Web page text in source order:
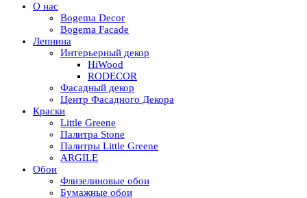
О нас
Bogema Decor
Bogema Facade
Лепнина
Интерьерный декор
HiWood
RODECOR
Фасадный декор
Центр Фасадного Декора
Краски
Little Greene
Палитра Stone
Палитры Little Greene
ARGILE
Обои
Флизелиновые обои
Бумажные обои